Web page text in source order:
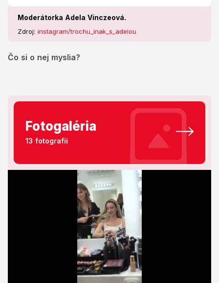
Moderátorka Adela Vinczeová.
Zdroj: instagram/trochu_inak_s_adelou
Čo si o nej myslia?
Fotogaléria
13 fotografií